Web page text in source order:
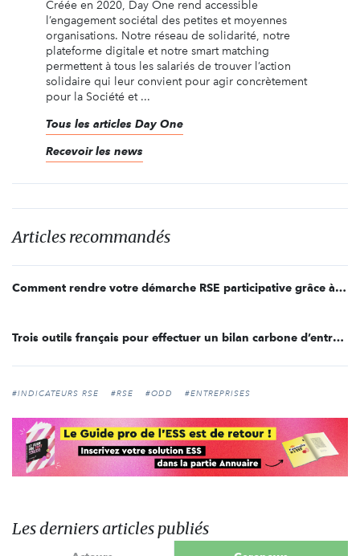
Créée en 2020, Day One rend accessible
l’engagement sociétal des petites et moyennes
organisations. Notre réseau de solidarité, notre
plateforme digitale et notre smart matching
permettent à tous les salariés de trouver l’action
solidaire qui leur convient pour agir concrètement
pour la Société et ...
Tous les articles Day One
Recevoir les news
Articles recommandés
Comment rendre votre démarche RSE participative grâce à l’engagement solidaire ?
Trois outils français pour effectuer un bilan carbone d’entreprise
#INDICATEURS RSE #RSE #ODD #ENTREPRISES
Les derniers articles publiés